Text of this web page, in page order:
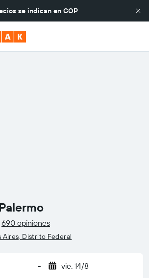
se indican en COP
690 opiniones
Aires, Distrito Federal
- vie. 14/8